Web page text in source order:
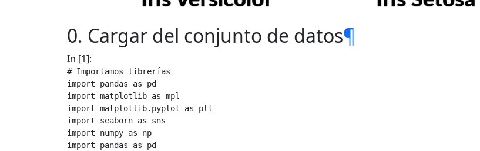
0. Cargar del conjunto de datos¶
In [1]:
# Importamos librerías
import
pandas as
pd
import matplotlib as mpl
import matplotlib.pyplot as
plt
import
seaborn as
sns
import
numpy as
np
import
pandas as
pd